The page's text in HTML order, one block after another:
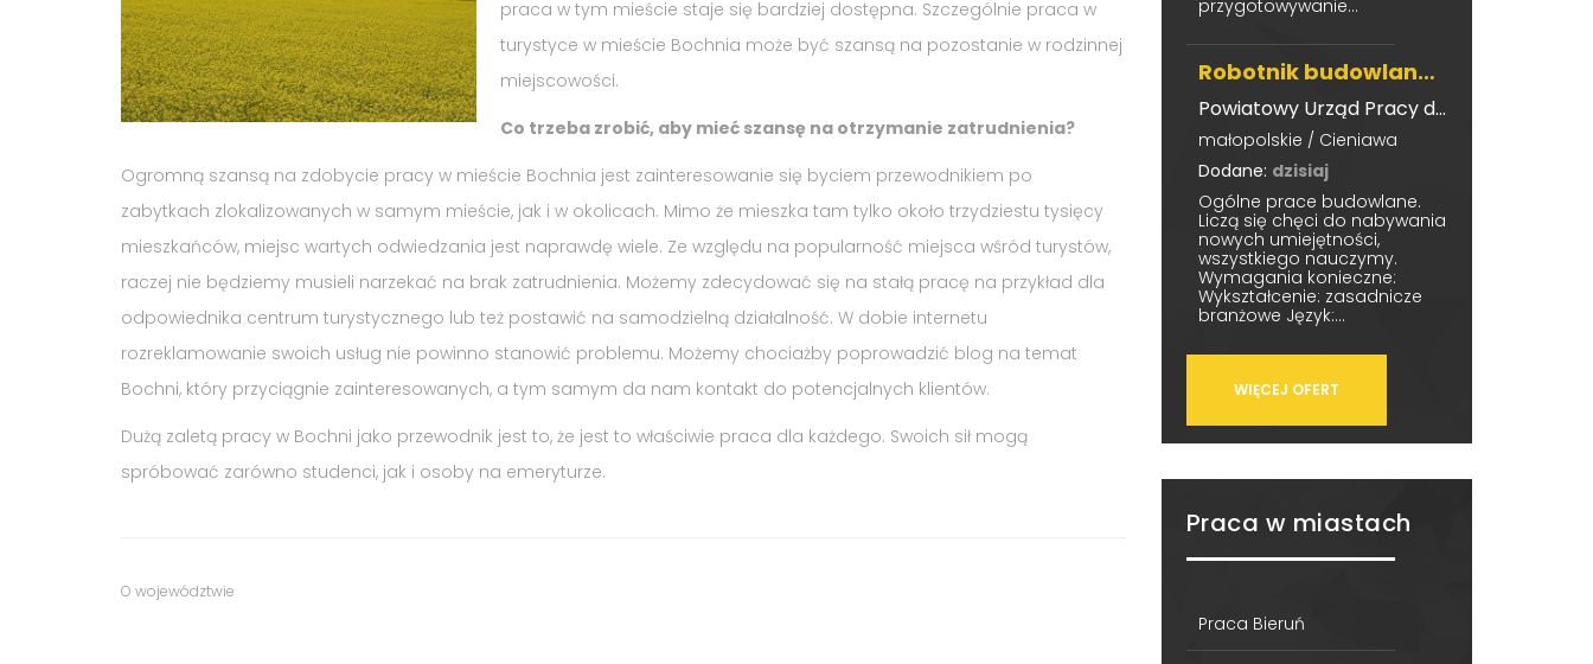
praca w tym mieście staje się bardziej dostępna. Szczególnie praca w
turystyce w mieście Bochnia może być szansą na pozostanie w rodzinnej
miejscowości.
Co trzeba zrobić, aby mieć szansę na otrzymanie zatrudnienia?
Ogromną szansą na zdobycie pracy w mieście Bochnia jest zainteresowanie się byciem przewodnikiem po
zabytkach zlokalizowanych w samym mieście, jak i w okolicach. Mimo że mieszka tam tylko około trzydziestu tysięcy
mieszkańców, miejsc wartych odwiedzania jest naprawdę wiele. Ze względu na popularność miejsca wśród turystów,
raczej nie będziemy musieli narzekać na brak zatrudnienia. Możemy zdecydować się na stałą pracę na przykład dla
odpowiednika centrum turystycznego lub też postawić na samodzielną działalność. W dobie internetu
rozreklamowanie swoich usług nie powinno stanowić problemu. Możemy chociażby poprowadzić blog na temat
Bochni, który przyciągnie zainteresowanych, a tym samym da nam kontakt do potencjalnych klientów.
Dużą zaletą pracy w Bochni jako przewodnik jest to, że jest to właściwie praca dla każdego. Swoich sił mogą
spróbować zarówno studenci, jak i osoby na emeryturze.
Tags
Category
O województwie
przygotowywanie...
Robotnik budowlany k/m
Powiatowy Urząd Pracy dla Powiatu Nowosądeckiego
małopolskie / Cieniawa
Dodane: dzisiaj
Ogólne prace budowlane.
Liczą się chęci do nabywania
nowych umiejętności,
wszystkiego nauczymy.
Wymagania konieczne:
Wykształcenie: zasadnicze
branżowe Język:...
WIĘCEJ OFERT
Praca w miastach
Praca Bieruń